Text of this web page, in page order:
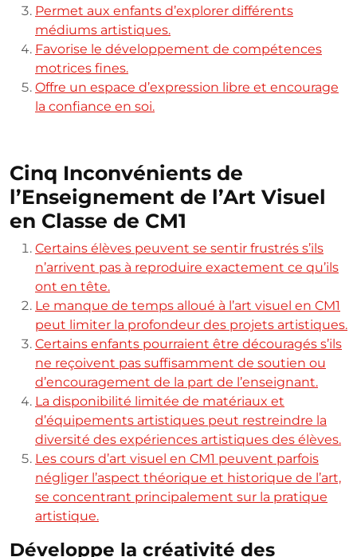
Permet aux enfants d’explorer différents
médiums artistiques.
Favorise le développement de compétences
motrices fines.
Offre un espace d’expression libre et encourage
la confiance en soi.
Cinq Inconvénients de
l’Enseignement de l’Art Visuel
en Classe de CM1
Certains élèves peuvent se sentir frustrés s’ils
n’arrivent pas à reproduire exactement ce qu’ils
ont en tête.
Le manque de temps alloué à l’art visuel en CM1
peut limiter la profondeur des projets artistiques.
Certains enfants pourraient être découragés s’ils
ne reçoivent pas suffisamment de soutien ou
d’encouragement de la part de l’enseignant.
La disponibilité limitée de matériaux et
d’équipements artistiques peut restreindre la
diversité des expériences artistiques des élèves.
Les cours d’art visuel en CM1 peuvent parfois
négliger l’aspect théorique et historique de l’art,
se concentrant principalement sur la pratique
artistique.
Développe la créativité des